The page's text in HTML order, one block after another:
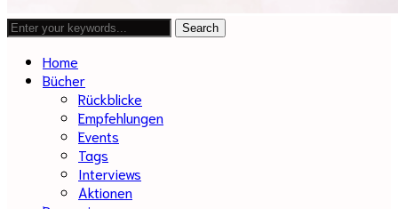
Home
Bücher
Rückblicke
Empfehlungen
Events
Tags
Interviews
Aktionen